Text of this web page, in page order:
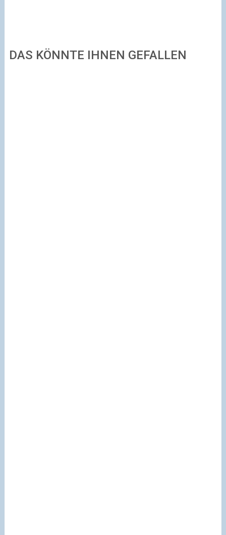
DAS KÖNNTE IHNEN GEFALLEN